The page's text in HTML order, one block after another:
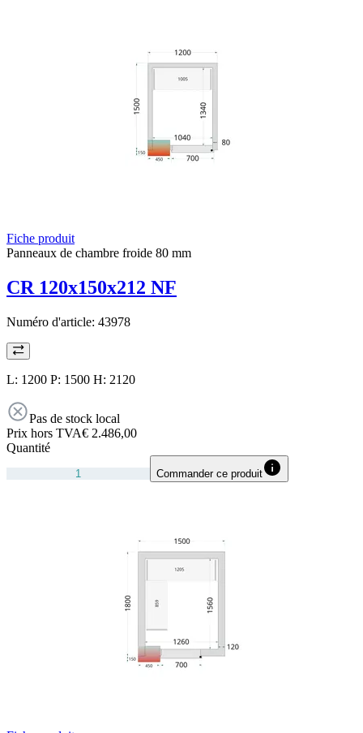
Fiche produit
Panneaux de chambre froide 80 mm
CR 120x150x212 NF
Numéro d'article: 43978
L: 1200 P: 1500 H: 2120
Pas de stock local
Prix hors TVA€ 2.486,00
Quantité
Commander ce produit